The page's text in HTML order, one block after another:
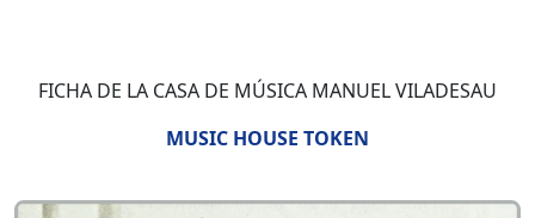
FICHA DE LA CASA DE MÚSICA MANUEL VILADESAU
MUSIC HOUSE TOKEN